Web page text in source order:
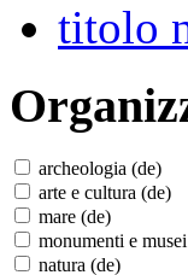
titolo
archeologia (de)
arte e cultura (de)
mare (de)
monumenti e
natura (de)